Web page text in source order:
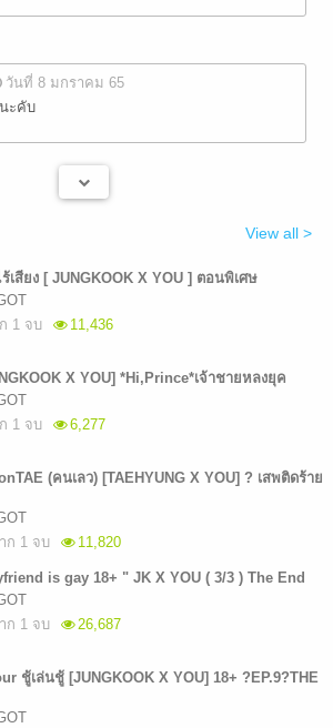
วันที่ 8 มกราคม 65
ะคับ
View all >
เสียง [ JUNGKOOK X YOU ] ตอนพิเศษ
1 จบ
11,436
X YOU] *Hi,Prince*เจ้าชายหลงยุค
1 จบ
6,277
(คนเลว) [TAEHYUNG X YOU] ? เสพติดร้าย
ก 1 จบ
11,820
is gay 18+ " JK X YOU ( 3/3 ) The End
ก 1 จบ
26,687
ชู้เล่นชู้ [JUNGKOOK X YOU] 18+ ?EP.9?THE